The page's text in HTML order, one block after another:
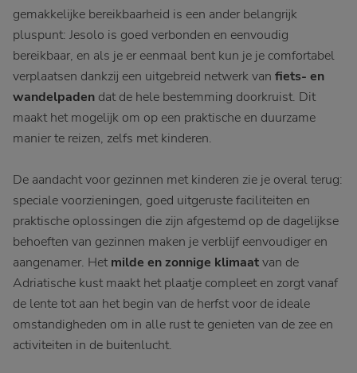
gemakkelijke bereikbaarheid is een ander belangrijk
pluspunt: Jesolo is goed verbonden en eenvoudig
bereikbaar, en als je er eenmaal bent kun je je comfortabel
verplaatsen dankzij een uitgebreid netwerk van fiets- en
wandelpaden dat de hele bestemming doorkruist. Dit
maakt het mogelijk om op een praktische en duurzame
manier te reizen, zelfs met kinderen.
De aandacht voor gezinnen met kinderen zie je overal terug:
speciale voorzieningen, goed uitgeruste faciliteiten en
praktische oplossingen die zijn afgestemd op de dagelijkse
behoeften van gezinnen maken je verblijf eenvoudiger en
aangenamer. Hetmilde en zonnige klimaatvan de
Adriatische kust maakt het plaatje compleet en zorgt vanaf
de lente tot aan het begin van de herfst voor de ideale
omstandigheden om in alle rust te genieten van de zee en
activiteiten in de buitenlucht.